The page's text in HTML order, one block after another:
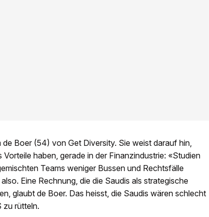
Boer (54) von Get Diversity. Sie weist darauf hin,
haben, gerade in der Finanzindustrie: «Studien
Teams weniger Bussen und Rechtsfälle
Eine Rechnung, die die Saudis als strategische
glaubt de Boer. Das heisst, die Saudis wären schlecht
zu rütteln.